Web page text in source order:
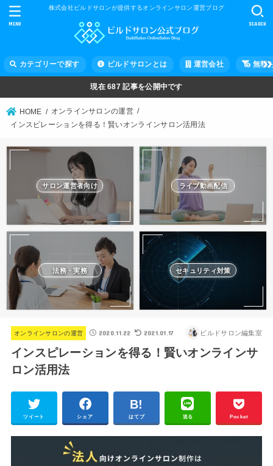
株式会社ビルドサロンが提供するオンラインサロン運営ブログ
カテゴリーで探す ビルドサロンとは 運営会社 無料
SEARCH
MENU
現在687 記事を公開中です
HOME
オンラインサロンの運営
インスピレーションを得る！賢いオンラインサロン活用法
サロン運営者向け ライブ動画配信
法務・実務 セキュリティ対策
オンラインサロンの運営 2020.11.22 2021.01.17 ビルドサロン編集室
インスピレーションを得る！賢いオンラインサ
ロン活用法
ツイート シェア はてブ 送る Pocket